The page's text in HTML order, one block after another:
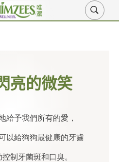
亮的微笑
給予我們所有的愛，
以給狗狗最健康的牙齒
制牙菌斑和口臭。